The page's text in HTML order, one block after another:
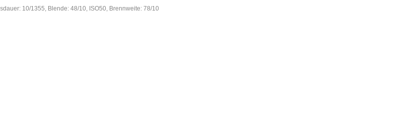
10/1355, Blende: 48/10, ISO50, Brennweite: 78/10